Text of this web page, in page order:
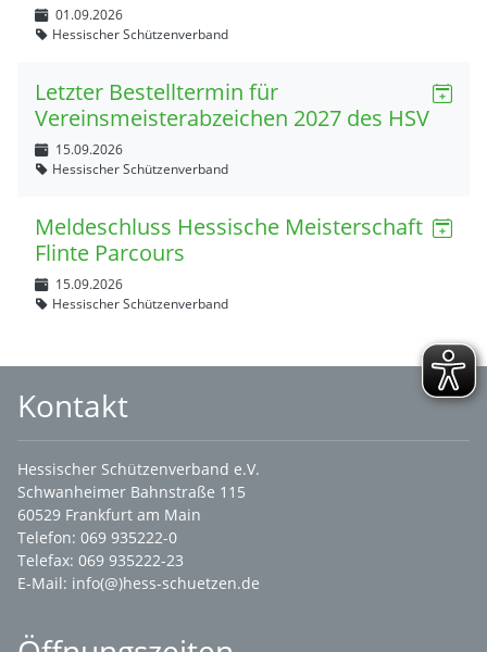
01.09.2026
Hessischer Schützenverband
Letzter Bestelltermin für
Vereinsmeisterabzeichen 2027 des HSV
15.09.2026
Hessischer Schützenverband
Meldeschluss Hessische Meisterschaft
Flinte Parcours
15.09.2026
Hessischer Schützenverband
Kontakt
Hessischer Schützenverband e.V.
Schwanheimer Bahnstraße 115
60529 Frankfurt am Main
Telefon: 069 935222-0
Telefax: 069 935222-23
E-Mail: info(@)hess-schuetzen.de